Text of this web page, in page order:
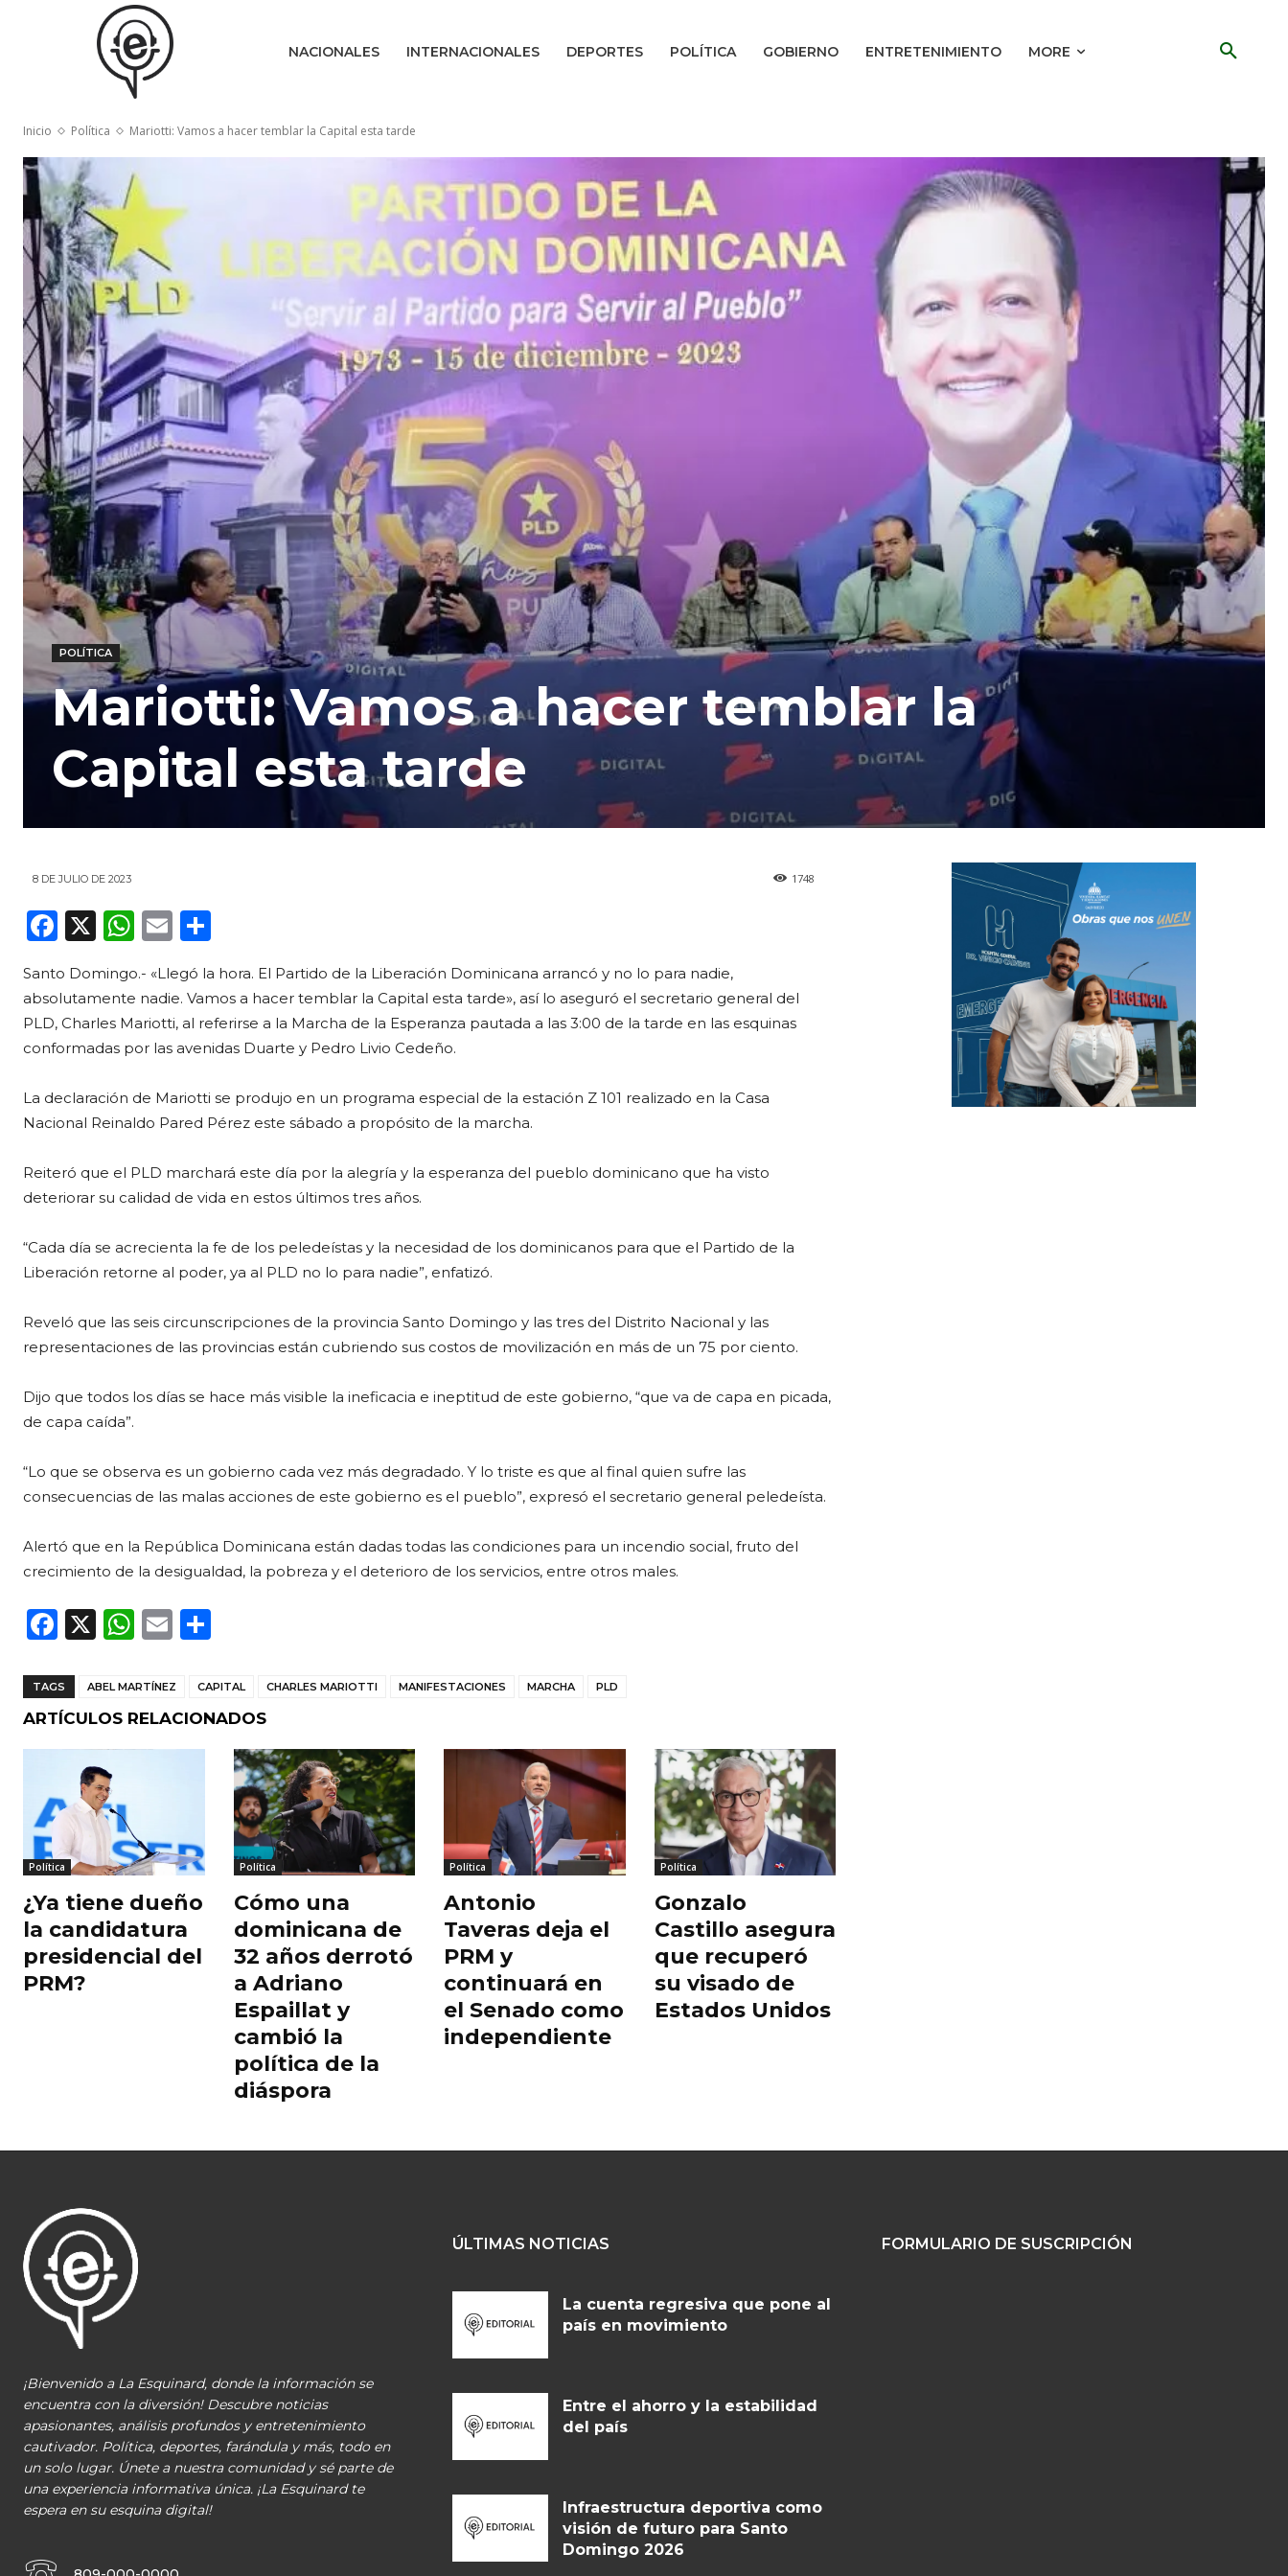
NACIONALES INTERNACIONALES DEPORTES POLÍTICA GOBIERNO ENTRETENIMIENTO MORE
Inicio Política Mariotti: Vamos a hacer temblar la Capital esta tarde
POLÍTICA
Mariotti: Vamos a hacer temblar la
Capital esta tarde
8 DE JULIO DE 2023 1748
F
c
e
b
o
k
X
W
a
ts
A
p
E
ai
l
m
p
ar
r
Santo Domingo.- «Llegó la hora. El Partido de la Liberación Dominicana arrancó y no lo para nadie,
absolutamente nadie. Vamos a hacer temblar la Capital esta tarde», así lo aseguró el secretario general del
PLD, Charles Mariotti, al referirse a la Marcha de la Esperanza pautada a las 3:00 de la tarde en las esquinas
conformadas por las avenidas Duarte y Pedro Livio Cedeño.
La declaración de Mariotti se produjo en un programa especial de la estación Z 101 realizado en la Casa
Nacional Reinaldo Pared Pérez este sábado a propósito de la marcha.
Reiteró que el PLD marchará este día por la alegría y la esperanza del pueblo dominicano que ha visto
deteriorar su calidad de vida en estos últimos tres años.
“Cada día se acrecienta la fe de los peledeístas y la necesidad de los dominicanos para que el Partido de la
Liberación retorne al poder, ya al PLD no lo para nadie”, enfatizó.
Reveló que las seis circunscripciones de la provincia Santo Domingo y las tres del Distrito Nacional y las
representaciones de las provincias están cubriendo sus costos de movilización en más de un 75 por ciento.
Dijo que todos los días se hace más visible la ineficacia e ineptitud de este gobierno, “que va de capa en picada,
de capa caída”.
“Lo que se observa es un gobierno cada vez más degradado. Y lo triste es que al final quien sufre las
consecuencias de las malas acciones de este gobierno es el pueblo”, expresó el secretario general peledeísta.
Alertó que en la República Dominicana están dadas todas las condiciones para un incendio social, fruto del
crecimiento de la desigualdad, la pobreza y el deterioro de los servicios, entre otros males.
F
c
e
b
o
k
X
W
a
ts
A
E
ai
l
m
p
ar
TAGS ABEL MARTÍNEZ CAPITAL CHARLES MARIOTTI MANIFESTACIONES MARCHA PLD
ARTÍCULOS RELACIONADOS
Política
¿Ya tiene dueño
la candidatura
presidencial del
PRM?
Política
Cómo una
dominicana de
32 años derrotó
a Adriano
Espaillat y
cambió la
política de la
diáspora
Política
Antonio
Taveras deja el
PRM y
continuará en
el Senado como
independiente
Política
Gonzalo
Castillo asegura
que recuperó
su visado de
Estados Unidos
¡Bienvenido a La Esquinard, donde la información se
encuentra con la diversión! Descubre noticias
apasionantes, análisis profundos y entretenimiento
cautivador. Política, deportes, farándula y más, todo en
un solo lugar. Únete a nuestra comunidad y sé parte de
una experiencia informativa única. ¡La Esquinard te
espera en su esquina digital!
ÚLTIMAS NOTICIAS
La cuenta regresiva que pone al
país en movimiento
Entre el ahorro y la estabilidad
del país
Infraestructura deportiva como
visión de futuro para Santo
Domingo 2026
FORMULARIO DE SUSCRIPCIÓN